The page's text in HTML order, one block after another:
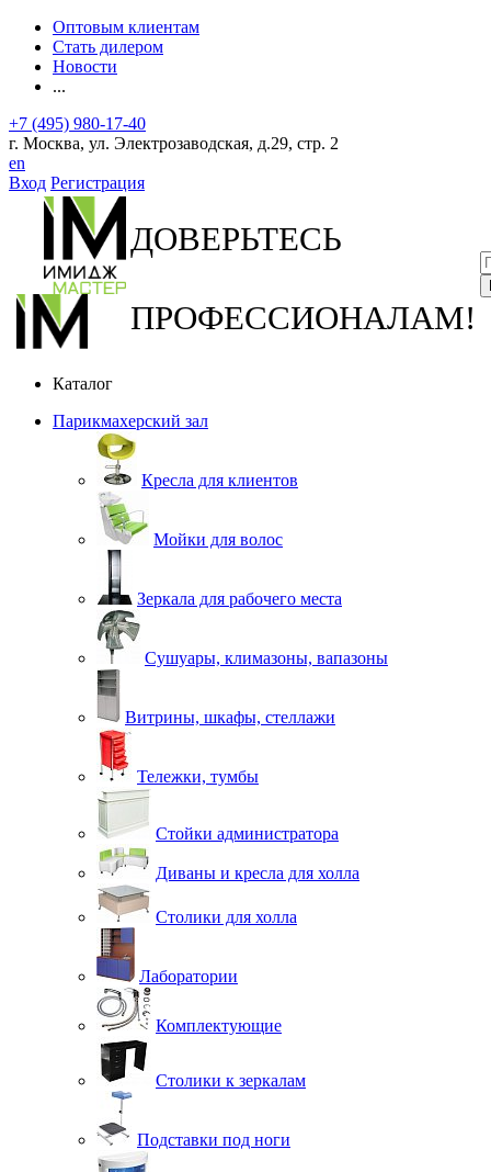
Оптовым клиентам
Стать дилером
Новости
...
+7 (495) 980-17-40
г. Москва, ул. Электрозаводская, д.29, стр. 2
en
Вход Регистрация
ДОВЕРЬТЕСЬ
ПРОФЕССИОНАЛАМ!
Каталог
Парикмахерский зал
Кресла для клиентов
Мойки для волос
Зеркала для рабочего места
Сушуары, климазоны, вапазоны
Витрины, шкафы, стеллажи
Тележки, тумбы
Стойки администратора
Диваны и кресла для холла
Столики для холла
Лаборатории
Комплектующие
Столики к зеркалам
Подставки под ноги